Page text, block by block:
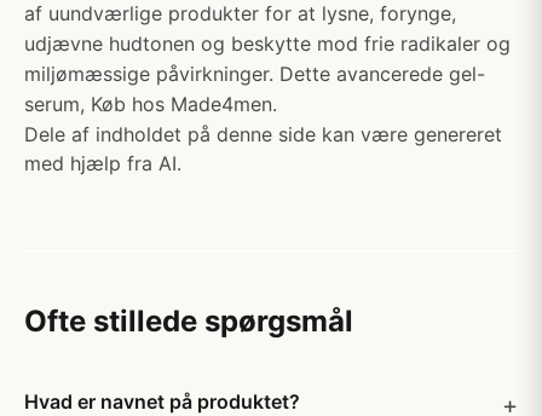
af uundværlige produkter for at lysne, forynge,
udjævne hudtonen og beskytte mod frie radikaler og
miljømæssige påvirkninger. Dette avancerede gel-
serum, Køb hos Made4men.
Dele af indholdet på denne side kan være genereret
med hjælp fra AI.
Ofte stillede spørgsmål
Hvad er navnet på produktet?